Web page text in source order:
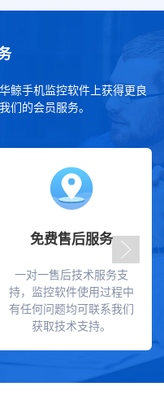
鲸手机监控软件上获得更良
们的会员服务。
免费售后服务
一对一售后技术服务支
持，监控软件使用过程中
有任何问题均可联系我们
获取技术支持。